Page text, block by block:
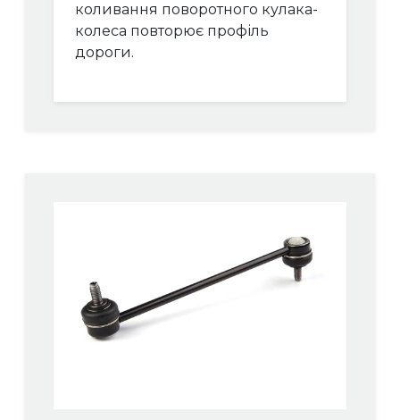
коливання поворотного кулака-
колеса повторює профіль
дороги.